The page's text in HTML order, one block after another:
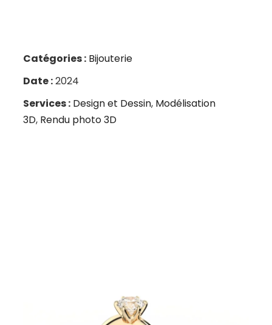
Catégories : Bijouterie
Date :2024
Services : Design et Dessin, Modélisation
3D, Rendu photo 3D